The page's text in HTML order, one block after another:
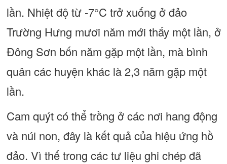
lần. Nhiệt độ từ -7°C trở xuống ở đảo
Trường Hưng mươi năm mới thấy một lần, ở
Đông Sơn bốn năm gặp một lần, mà bình
quân các huyện khác là 2,3 năm gặp một
lần.
Cam quýt có thể trồng ở các nơi hang động
và núi non, đây là kết quả của hiệu ứng hồ
đảo. Vì thế trong các tư liệu ghi chép đã